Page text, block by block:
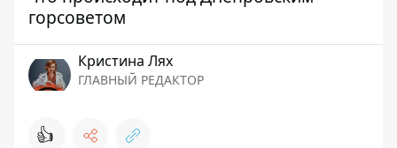
горсоветом
Кристина Лях
ГЛАВНЫЙ РЕДАКТОР
👍